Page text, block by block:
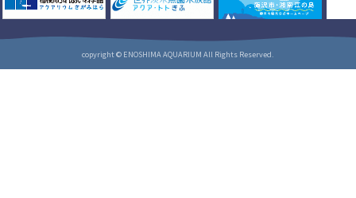
copyright © ENOSHIMA AQUARIUM All Rights Reserved.